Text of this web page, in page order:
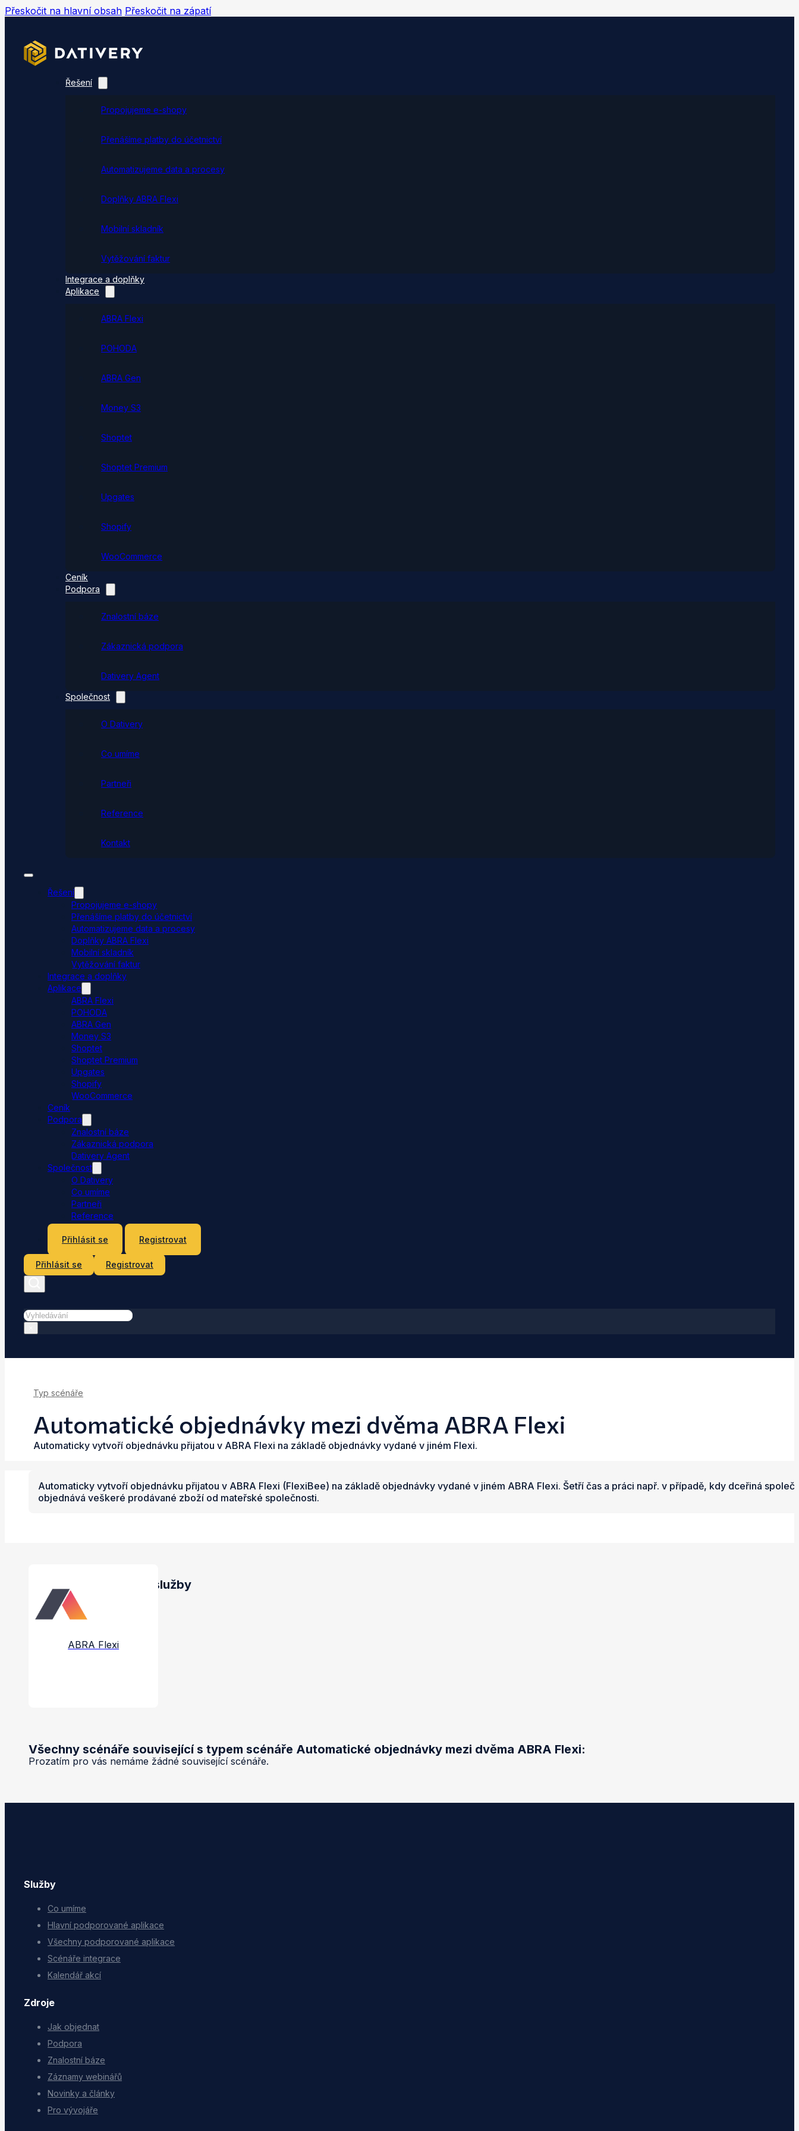
Přeskočit na hlavní obsah Přeskočit na zápatí
Řešení
Propojujeme e-shopy
Přenášíme platby do účetnictví
Automatizujeme data a procesy
Doplňky ABRA Flexi
Mobilní skladník
Vytěžování faktur
Integrace a doplňky
Aplikace
ABRA Flexi
POHODA
ABRA Gen
Money S3
Shoptet
Shoptet Premium
Upgates
Shopify
WooCommerce
Ceník
Podpora
Znalostní báze
Zákaznická podpora
Dativery Agent
Společnost
O Dativery
Co umíme
Partneři
Reference
Kontakt
Řešení
Propojujeme e-shopy
Přenášíme platby do účetnictví
Automatizujeme data a procesy
Doplňky ABRA Flexi
Mobilní skladník
Vytěžování faktur
Integrace a doplňky
Aplikace
ABRA Flexi
POHODA
ABRA Gen
Money S3
Shoptet
Shoptet Premium
Upgates
Shopify
WooCommerce
Ceník
Podpora
Znalostní báze
Zákaznická podpora
Dativery Agent
Společnost
O Dativery
Co umíme
Partneři
Reference
Přihlásit se
Registrovat
Přihlásit se Registrovat
Hledat
Typ scénáře
Automatické objednávky mezi dvěma ABRA Flexi
Automaticky vytvoří objednávku přijatou v ABRA Flexi na základě objednávky vydané v jiném Flexi.
Automaticky vytvoří objednávku přijatou v ABRA Flexi (FlexiBee) na základě objednávky vydané v jiném ABRA Flexi. Šetří čas a práci např. v případě, kdy dceřiná
objednává veškeré prodávané zboží od mateřské společnosti.
Propojené aplikace a služby
ABRA Flexi
Všechny scénáře související s typem scénáře Automatické objednávky mezi dvěma ABRA Flexi:
Prozatím pro vás nemáme žádné související scénáře.
Služby
Co umíme
Hlavní podporované aplikace
Všechny podporované aplikace
Scénáře integrace
Kalendář akcí
Zdroje
Jak objednat
Podpora
Znalostní báze
Záznamy webinářů
Novinky a články
Pro vývojáře